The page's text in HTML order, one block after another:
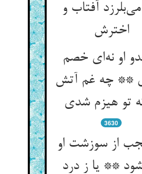
آفتاب و
اخترش
او نه‌ای خصم
** چه غم آتش
تو هیزم شدی
3630
از سوزشت او
** یا ز درد